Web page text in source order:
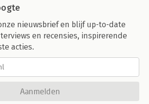
nieuwsbrief en blijf up-to-date
en recensies, inspirerende
acties.
Aanmelden